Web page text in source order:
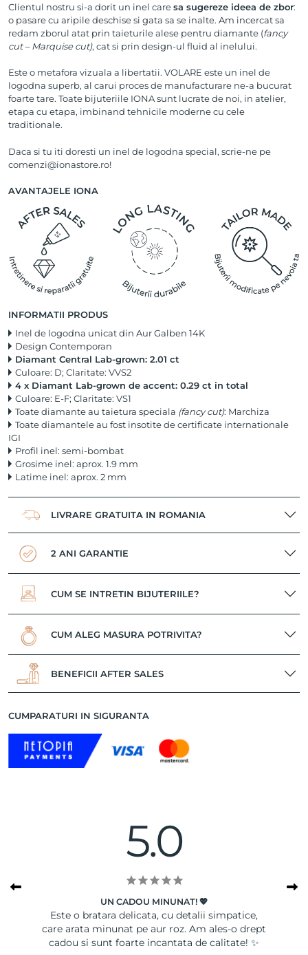
Clientul nostru si-a dorit un inel caresa sugereze ideea de zbor:
o pasare cu aripile deschise si gata sa se inalte. Am incercat sa
redam zborul atat prin taieturile alese pentru diamante (fancy
cut – Marquise cut), cat si prin design-ul fluid al inelului.
Este o metafora vizuala a libertatii. VOLARE este un inel de
logodna superb, al carui proces de manufacturare ne-a bucurat
foarte tare. Toate bijuteriile IONA sunt lucrate de noi, in atelier,
etapa cu etapa, imbinand tehnicile moderne cu cele
traditionale.
Daca si tu iti doresti un inel de logodna special, scrie-ne pe
comenzi@ionastore.ro!
AVANTAJELE IONA
INFORMATII PRODUS
Inel de logodna unicat din Aur Galben 14K
Design Contemporan
Diamant Central Lab-grown: 2.01 ct
Culoare: D; Claritate: VVS2
4 x Diamant Lab-grown de accent: 0.29 ct in total
Culoare: E-F; Claritate: VS1
Toate diamante au taietura speciala (fancy cut): Marchiza
Toate diamantele au fost insotite de certificate internationale
IGI
Profil inel: semi-bombat
Grosime inel: aprox. 1.9 mm
Latime inel: aprox. 2 mm
LIVRARE GRATUITA IN ROMANIA
2 ANI GARANTIE
CUM SE INTRETIN BIJUTERIILE?
CUM ALEG MASURA POTRIVITA?
BENEFICII AFTER SALES
CUMPARATURI IN SIGURANTA
5.0
UN CADOU MINUNAT! 💖
Este o bratara delicata, cu detalii simpatice,
care arata minunat pe aur roz. Am ales-o drept
cadou si sunt foarte incantata de calitate! ✨